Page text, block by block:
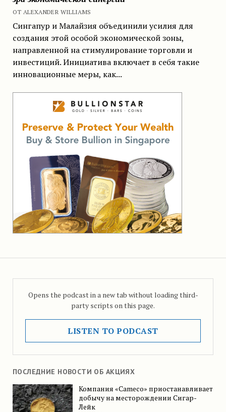
ОТ ALEXANDER WILLIAMS
Сингапур и Малайзия объединили усилия для
создания этой особой экономической зоны,
направленной на стимулирование торговли и
инвестиций. Инициатива включает в себя такие
инновационные меры, как...
Opens the podcast in a new tab without loading third-
party scripts on this page.
LISTEN TO PODCAST
ПОСЛЕДНИЕ НОВОСТИ ОБ АКЦИЯХ
Компания «Cameco» приостанавливает
добычу на месторождении Сигар-
Лейк